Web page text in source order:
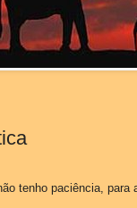
tenho paciência, para